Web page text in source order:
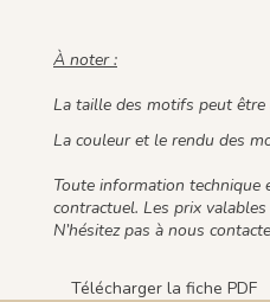
À noter :
La taille des motifs peut être
La couleur et le rendu des
Toute information technique
contractuel. Les prix
N’hésitez pas à nous
Télécharger la fiche PDF